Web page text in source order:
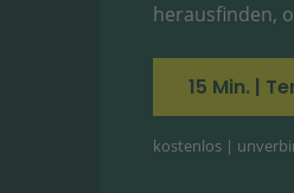
herausfinden,
15 Min. |
kostenlos |